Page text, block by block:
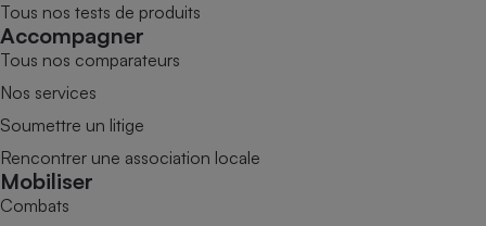
Tous nos tests de produits
Accompagner
Tous nos comparateurs
Nos services
Soumettre un litige
Rencontrer une association locale
Mobiliser
Combats